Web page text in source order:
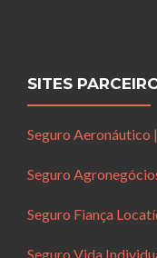
SITES
Seguro
Seguro
Seguro Fiança
Seguro Vida